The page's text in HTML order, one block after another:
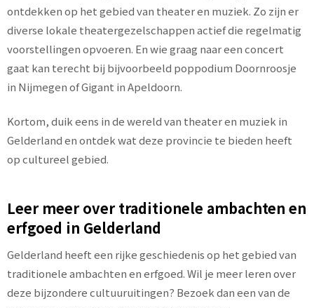
ontdekken op het gebied van theater en muziek. Zo zijn er
diverse lokale theatergezelschappen actief die regelmatig
voorstellingen opvoeren. En wie graag naar een concert
gaat kan terecht bij bijvoorbeeld poppodium Doornroosje
in Nijmegen of Gigant in Apeldoorn.
Kortom, duik eens in de wereld van theater en muziek in
Gelderland en ontdek wat deze provincie te bieden heeft
op cultureel gebied.
Leer meer over traditionele ambachten en
erfgoed in Gelderland
Gelderland heeft een rijke geschiedenis op het gebied van
traditionele ambachten en erfgoed. Wil je meer leren over
deze bijzondere cultuuruitingen? Bezoek dan een van de